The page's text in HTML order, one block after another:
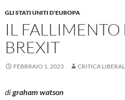
GLI STATI UNITI D'EUROPA
IL FALLIMENTO
BREXIT
FEBBRAIO 1, 2023 CRITICA
digraham watson